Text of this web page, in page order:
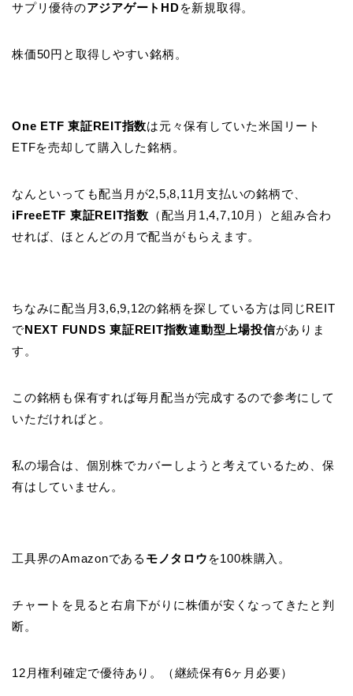
サプリ優待のアジアゲートHDを新規取得。
株価50円と取得しやすい銘柄。
One ETF 東証REIT指数は元々保有していた米国リート
ETFを売却して購入した銘柄。
なんといっても配当月が2,5,8,11月支払いの銘柄で、
iFreeETF 東証REIT指数 （配当月1,4,7,10月）と組み合わ
せれば、ほとんどの月で配当がもらえます。
ちなみに配当月3,6,9,12の銘柄を探している方は同じREIT
でNEXT FUNDS 東証REIT指数連動型上場投信がありま
す。
この銘柄も保有すれば毎月配当が完成するので参考にして
いただければと。
私の場合は、個別株でカバーしようと考えているため、保
有はしていません。
工具界のAmazonである モノタロウ を100株購入。
チャートを見ると右肩下がりに株価が安くなってきたと判
断。
12月権利確定で優待あり。（継続保有6ヶ月必要）